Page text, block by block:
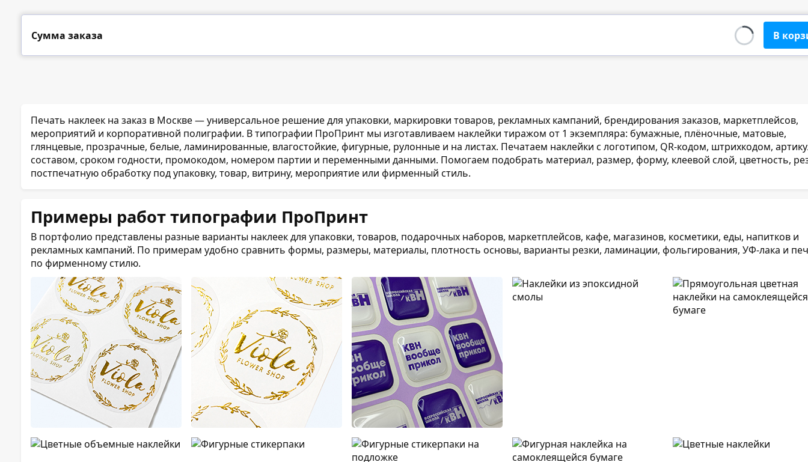
Сумма заказа В
Печать наклеек на заказ в Москве — универсальное решение для упаковки, маркировки товаров, рекламных кампаний, брендирования заказов, маркетплейсов,
мероприятий и корпоративной полиграфии. В типографии ПроПринт мы изготавливаем наклейки тиражом от 1 экземпляра: бумажные, плёночные, матовые,
глянцевые, прозрачные, белые, ламинированные, влагостойкие, фигурные, рулонные и на листах. Печатаем наклейки с логотипом, QR-кодом, штрихкодом,
составом, сроком годности, промокодом, номером партии и переменными данными. Помогаем подобрать материал, размер, форму, клеевой слой, цветность,
постпечатную обработку под упаковку, товар, витрину, мероприятие или фирменный стиль.
Примеры работ типографии ПроПринт
В портфолио представлены разные варианты наклеек для упаковки, товаров, подарочных наборов, маркетплейсов, кафе, магазинов, косметики, еды, напитков и
рекламных кампаний. По примерам удобно сравнить формы, размеры, материалы, плотность основы, варианты резки, ламинации, фольгирования, УФ-лака и
по фирменному стилю.